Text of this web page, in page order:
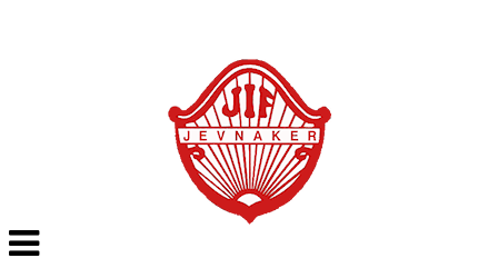
Veksle
navigasjon